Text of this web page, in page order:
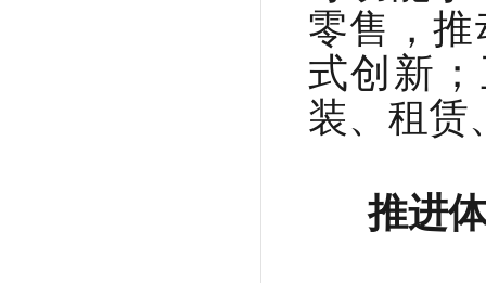
零售，推
式创新
装、租赁
推进体